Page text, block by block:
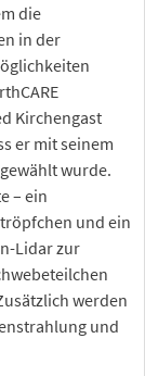
die
in der
Kirchengast
er mit seinem
wurde.
– ein
und ein
Lidar zur
werden
und